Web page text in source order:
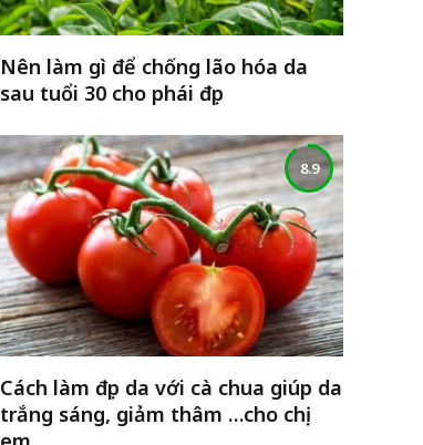
Nên làm gì để chống lão hóa da
sau tuổi 30 cho phái đẹp
8.9
Cách làm đẹp da với cà chua giúp da
trắng sáng, giảm thâm …cho chị